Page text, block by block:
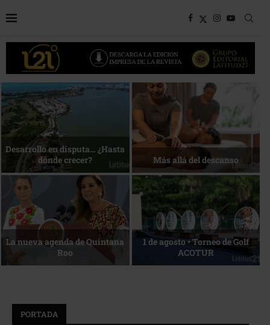
Bottega, un viaje servido a la
mesa
Energía que Impulsa la
competitividad
Reconocimiento de viajeros La esencia del servicio
PORTADA